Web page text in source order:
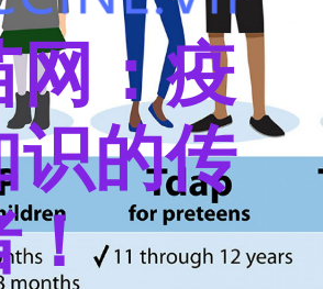
网：疫
识的传
！